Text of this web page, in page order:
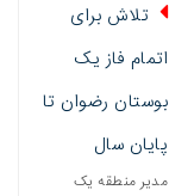
تلاش برای
اتمام فاز یک
بوستان رضوان تا
پایان سال
مدیر منطقه یک